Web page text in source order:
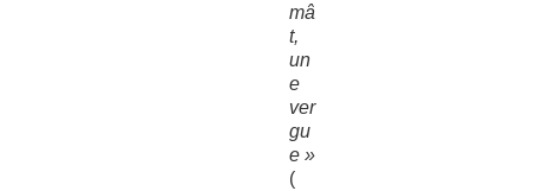
mâ
t,
un
e
ver
gu
e »
(